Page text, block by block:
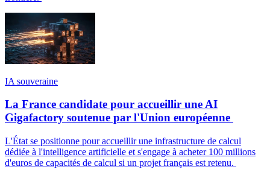
IA souveraine
La France candidate pour accueillir une AI
Gigafactory soutenue par l'Union européenne
L'État se positionne pour accueillir une infrastructure de calcul
dédiée à l'intelligence artificielle et s'engage à acheter 100 millions
d'euros de capacités de calcul si un projet français est retenu.